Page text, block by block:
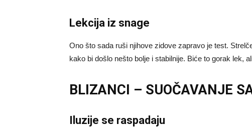
Lekcija iz snage
Ono što sada ruši njihove zidove zapravo je test.
kako bi došlo nešto bolje i stabilnije. Biće to gorak lek,
BLIZANCI – SUOČAVANJE
Iluzije se raspadaju